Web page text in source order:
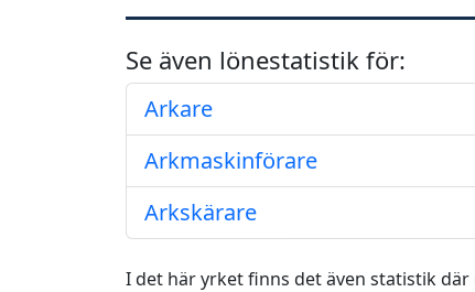
Se även lönestatistik för:
Arkare
Arkmaskinförare
Arkskärare
I det här yrket finns det även statistik